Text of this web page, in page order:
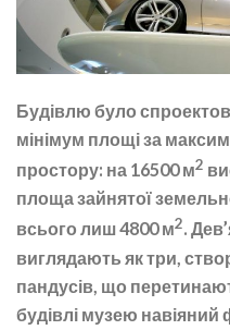
Будівлю було
мінімум площі за
простору: на 16500 м2
площа зайнятої
всього лиш 4800 м2.
виглядають як три,
пандусів, що
будівлі музею